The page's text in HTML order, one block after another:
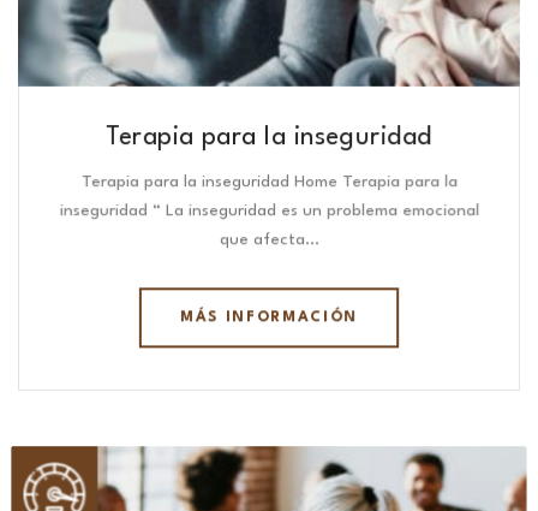
Terapia para la inseguridad
Terapia para la inseguridad Home Terapia para la
inseguridad “ La inseguridad es un problema emocional
que afecta…
MÁS INFORMACIÓN